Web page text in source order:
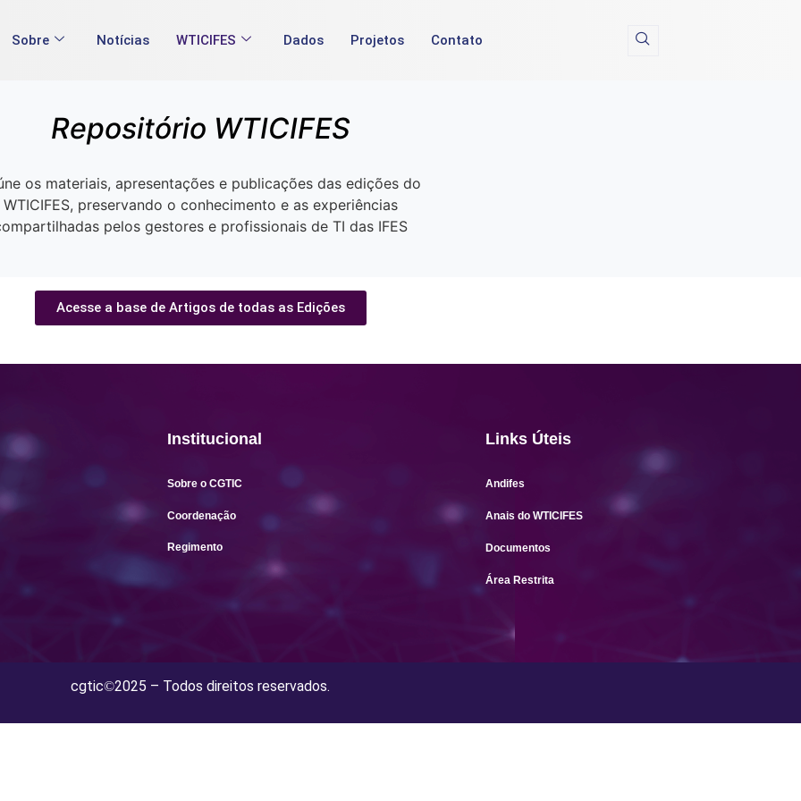
Sobre Notícias WTICIFES Dados Projetos Contato
Repositório WTICIFES
os materiais, apresentações e publicações das edições do
WTICIFES, preservando o conhecimento e as experiências
pelos gestores e profissionais de TI das IFES
Acesse a base de Artigos de todas as Edições
Institucional
Sobre o CGTIC
Coordenação
Regimento
Links Úteis
Andifes
Anais do WTICIFES
Documentos
Área Restrita
cgtic©2025 – Todos direitos reservados.